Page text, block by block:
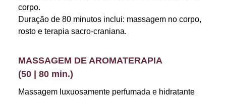
corpo.
Duração de 80 minutos inclui: massagem no corpo,
rosto e terapia sacro-craniana.
MASSAGEM DE AROMATERAPIA
(50 | 80 min.)
Massagem luxuosamente perfumada e hidratante